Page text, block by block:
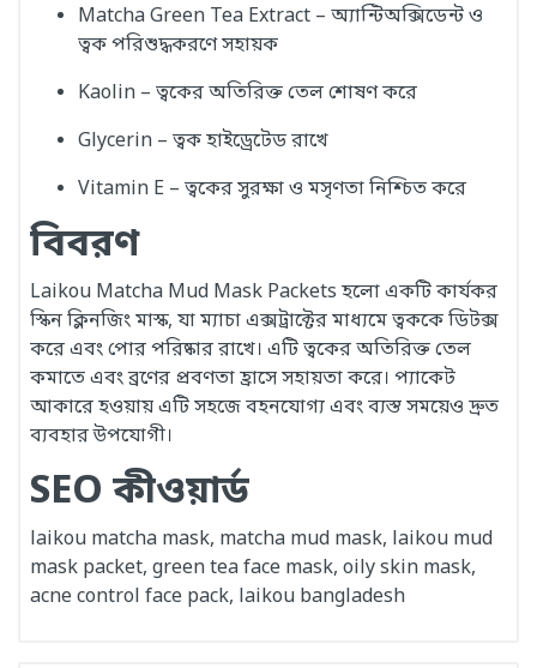
Matcha Green Tea Extract – অ্যান্টিঅক্সিডেন্ট ও
ত্বক পরিশুদ্ধকরণে সহায়ক
Kaolin – ত্বকের অতিরিক্ত তেল শোষণ করে
Glycerin – ত্বক হাইড্রেটেড রাখে
Vitamin E – ত্বকের সুরক্ষা ও মসৃণতা নিশ্চিত করে
বিবরণ
Laikou Matcha Mud Mask Packets হলো একটি কার্যকর
স্কিন ক্লিনজিং মাস্ক, যা ম্যাচা এক্সট্রাক্টের মাধ্যমে ত্বককে ডিটক্স
করে এবং পোর পরিষ্কার রাখে। এটি ত্বকের অতিরিক্ত তেল
কমাতে এবং ব্রণের প্রবণতা হ্রাসে সহায়তা করে। প্যাকেট
আকারে হওয়ায় এটি সহজে বহনযোগ্য এবং ব্যস্ত সময়েও দ্রুত
ব্যবহার উপযোগী।
SEO কীওয়ার্ড
laikou matcha mask, matcha mud mask, laikou mud
mask packet, green tea face mask, oily skin mask,
acne control face pack, laikou bangladesh